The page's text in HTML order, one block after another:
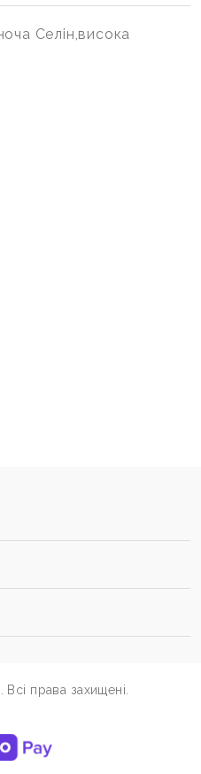
Селін,висока
права захищені.